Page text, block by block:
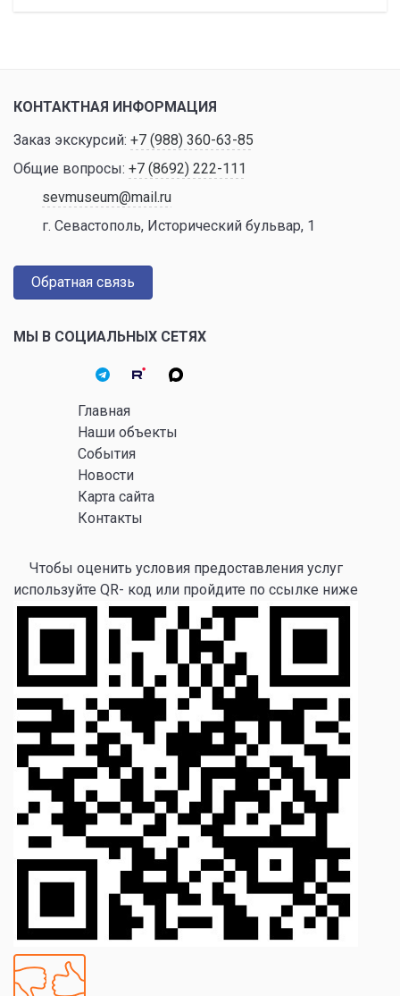
КОНТАКТНАЯ ИНФОРМАЦИЯ
Заказ экскурсий: +7 (988) 360-63-85
Общие вопросы: +7 (8692) 222-111
sevmuseum@mail.ru
г. Севастополь, Исторический бульвар, 1
Обратная связь
МЫ В СОЦИАЛЬНЫХ СЕТЯХ
Главная
Наши объекты
События
Новости
Карта сайта
Контакты
Чтобы оценить условия предоставления услуг
используйте QR- код или пройдите по ссылке ниже